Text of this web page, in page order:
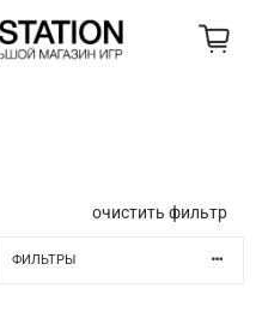
очистить фильтр
ФИЛЬТРЫ